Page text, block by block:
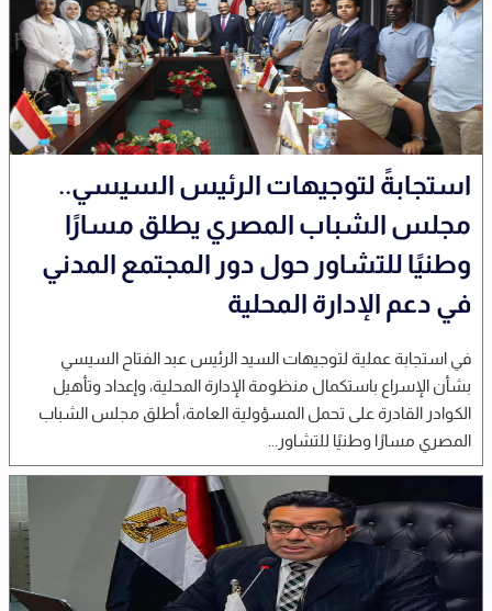
استجابةً لتوجيهات الرئيس السيسي..
مجلس الشباب المصري يطلق مسارًا
وطنيًا للتشاور حول دور المجتمع المدني
في دعم الإدارة المحلية
في استجابة عملية لتوجيهات السيد الرئيس عبد الفتاح السيسي
بشأن الإسراع باستكمال منظومة الإدارة المحلية، وإعداد وتأهيل
الكوادر القادرة على تحمل المسؤولية العامة، أطلق مجلس الشباب
المصري مسارًا وطنيًا للتشاور...